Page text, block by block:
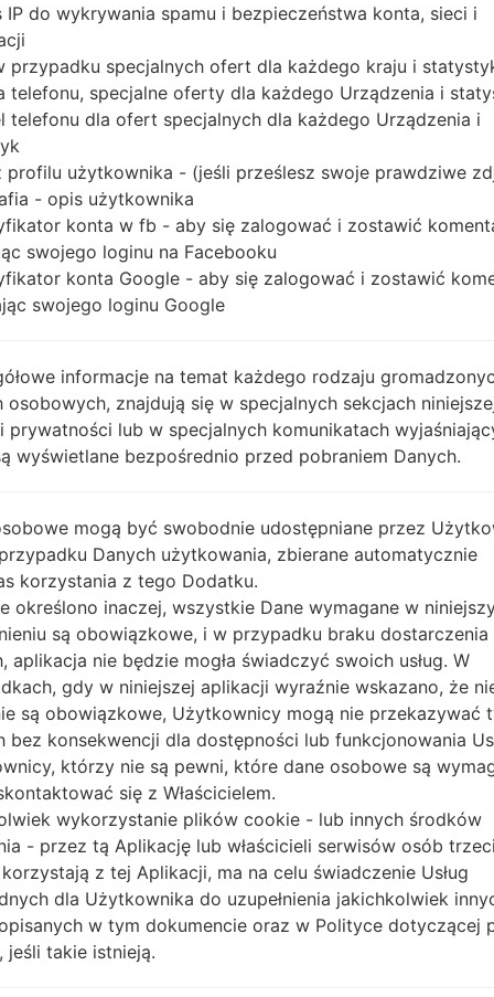
OSTizen
2.2.0
Tizen
2.2.0
Tizen
2.2.0
Tizen
Tizen
2.2.0
Tizen
2.2.0
Tizen
2.2.0
2.2.0
Tizen
2.2.0
Tizen
IP do wykrywania spamu i bezpieczeństwa konta, sieci i
przypadku specjalnych ofert dla każdego kraju i
telefonu, specjalne oferty dla każdego Urządzenia i
telefonu dla ofert specjalnych dla każdego Urządzenia i
profilu użytkownika - (jeśli prześlesz swoje prawdziwe
- opis użytkownika
konta w fb - aby się zalogować i zostawić
swojego loginu na Facebooku
konta Google - aby się zalogować i zostawić
swojego loginu Google
informacje na temat każdego rodzaju
osobowych, znajdują się w specjalnych sekcjach
prywatności lub w specjalnych komunikatach
wyświetlane bezpośrednio przed pobraniem Danych.
mogą być swobodnie udostępniane przez
Danych użytkowania, zbierane automatycznie
korzystania z tego Dodatku.
określono inaczej, wszystkie Dane wymagane w
są obowiązkowe, i w przypadku braku
aplikacja nie będzie mogła świadczyć swoich usług. W
gdy w niniejszej aplikacji wyraźnie wskazano, że
są obowiązkowe, Użytkownicy mogą nie przekazywać
bez konsekwencji dla dostępności lub funkcjonowania
którzy nie są pewni, które dane osobowe są
się z Właścicielem.
wykorzystanie plików cookie - lub innych środków
- przez tą Aplikację lub właścicieli serwisów osób
z tej Aplikacji, ma na celu świadczenie Usług
dla Użytkownika do uzupełnienia jakichkolwiek
w tym dokumencie oraz w Polityce dotyczącej
jeśli takie istnieją.